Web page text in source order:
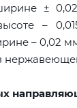
±
–
– 0,02